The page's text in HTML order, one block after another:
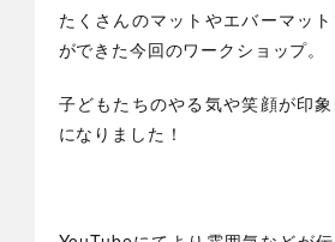
たくさんのマットやエバーマッ
ができた今回のワークショップ。
子どもたちのやる気や笑顔が印
になりました！